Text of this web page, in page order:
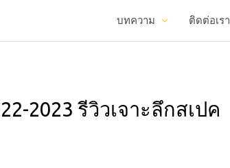
บทความ ติดต่อเรา
2023 รีวิวเจาะลึกสเปค